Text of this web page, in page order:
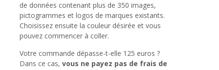
de données contenant plus de 350 images,
pictogrammes et logos de marques existants.
Choisissez ensuite la couleur désirée et vous
pouvez commencer à coller.
Votre commande dépasse-t-elle 125 euros ?
Dans ce cas,vous ne payez pas de frais de